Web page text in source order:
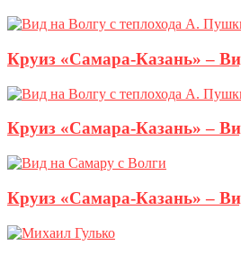
Круиз «Самара-Казань» –
Круиз «Самара-Казань» –
Круиз «Самара-Казань» –